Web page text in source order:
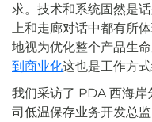
求。技术和系统固然是
上和走廊对话中都有所
地视为优化整个产品生
到商业化这也是工作方
我们采访了 PDA 西海
司低温保存业务开发总